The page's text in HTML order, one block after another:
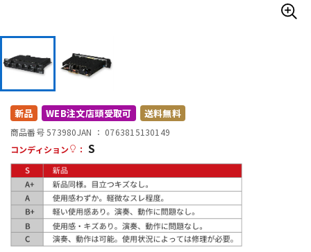
配信/ライブ機器
中古
新品 WEB注文店頭受取可 送料無料
商品番号 573980JAN ： 0763815130149
コンディション
： S